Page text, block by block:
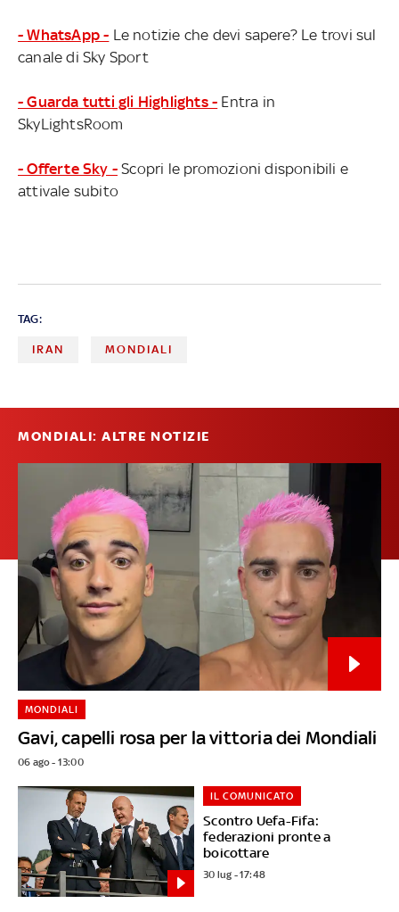
- WhatsApp - Le notizie che devi sapere? Le trovi sul
canale di Sky Sport
- Guarda tutti gli Highlights - Entra in
SkyLightsRoom
- Offerte Sky - Scopri le promozioni disponibili e
attivale subito
TAG:
IRAN MONDIALI
MONDIALI: ALTRE NOTIZIE
Gavi, capelli rosa per la vittoria dei Mondiali
MONDIALI
06 ago - 13:00
Scontro Uefa-Fifa:
federazioni pronte a
boicottare
IL COMUNICATO
30 lug - 17:48